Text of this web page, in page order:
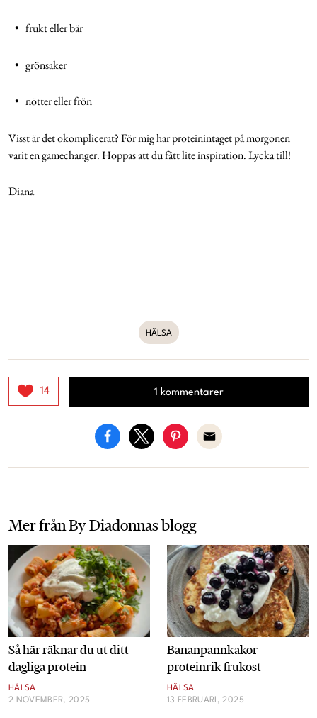
• frukt eller bär
• grönsaker
• nötter eller frön
Visst är det okomplicerat? För mig har proteinintaget på morgonen
varit en gamechanger. Hoppas att du fått lite inspiration. Lycka till!
Diana
HÄLSA
14 1 kommentarer
Mer frånBy Diadonnas blogg
Så här räknar du ut ditt
dagliga protein
HÄLSA
2 NOVEMBER, 2025
Bananpannkakor -
proteinrik frukost
HÄLSA
13 FEBRUARI, 2025